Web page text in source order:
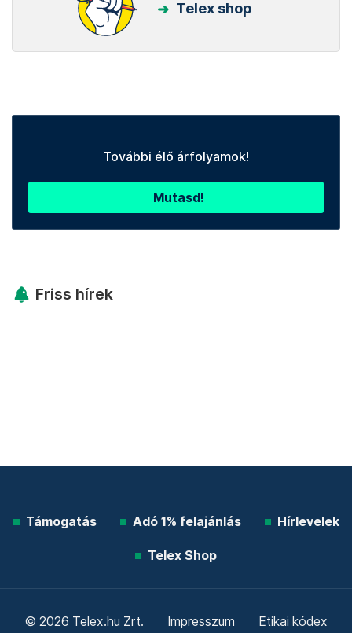
Telex shop
További élő árfolyamok!
Mutasd!
Friss hírek
Támogatás Adó 1% felajánlás Hírlevelek
Telex Shop
© 2026 Telex.hu Zrt. Impresszum Etikai kódex